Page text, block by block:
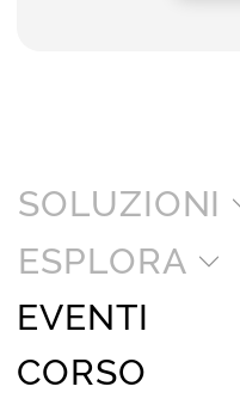
SOLUZIONI
ESPLORA
EVENTI
CORSO